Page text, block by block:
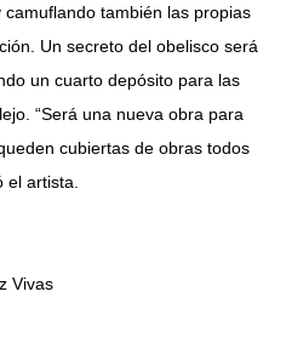
también las propias
Un secreto del obelisco será
un cuarto depósito para las
“Será una nueva obra para
cubiertas de obras todos
el artista.
Vivas